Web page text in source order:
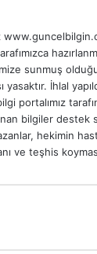
sunmuş
yasaktır. İhlal
portalımız
bilgiler destek
hekimin
ve teşhis